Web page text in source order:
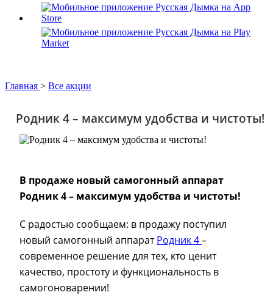
Главная > Все акции
Родник 4 – максимум удобства и чистоты!
В продаже новый самогонный аппарат
Родник 4 – максимум удобства и чистоты!
С радостью сообщаем: в продажу поступил
новый самогонный аппаратРодник 4–
современное решение для тех, кто ценит
качество, простоту и функциональность в
самогоноварении!